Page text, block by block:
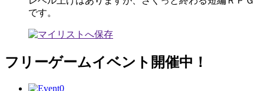
です。
フリーゲームイベント開催中！